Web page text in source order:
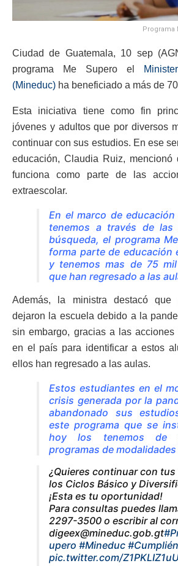
Programa
Ciudad de Guatemala, 10 sep
programa Me Supero el
(Mineduc) ha beneficiado a más de
Esta iniciativa tiene como fin
jóvenes y adultos que por diversos
continuar con sus estudios. En ese
educación, Claudia Ruiz, mencionó
funciona como parte de las
extraescolar.
En el marco de
tenemos a través de las
búsqueda, el programa
forma parte de educación
y tenemos mas de 75
que han regresado a las
Además, la ministra destacó que
dejaron la escuela debido a la
sin embargo, gracias a las
en el país para identificar a estos
ellos han regresado a las aulas.
Estos estudiantes en el
crisis generada por la
abandonado sus
este programa que se
hoy los tenemos de
programas de
¿Quieres continuar con
los Ciclos Básico y
¡Esta es tu oportunidad!
Para consultas puedes
2297-3500 o escribir al
digeex@mineduc.gob.gt
upero #Mineduc
pic.twitter.com/